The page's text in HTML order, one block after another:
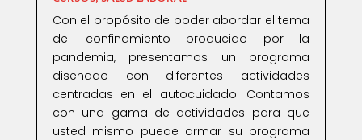
Con el propósito de poder abordar el tema
del confinamiento producido por la
pandemia, presentamos un programa
diseñado con diferentes actividades
centradas en el autocuidado. Contamos
con una gama de actividades para que
usted mismo puede armar su programa